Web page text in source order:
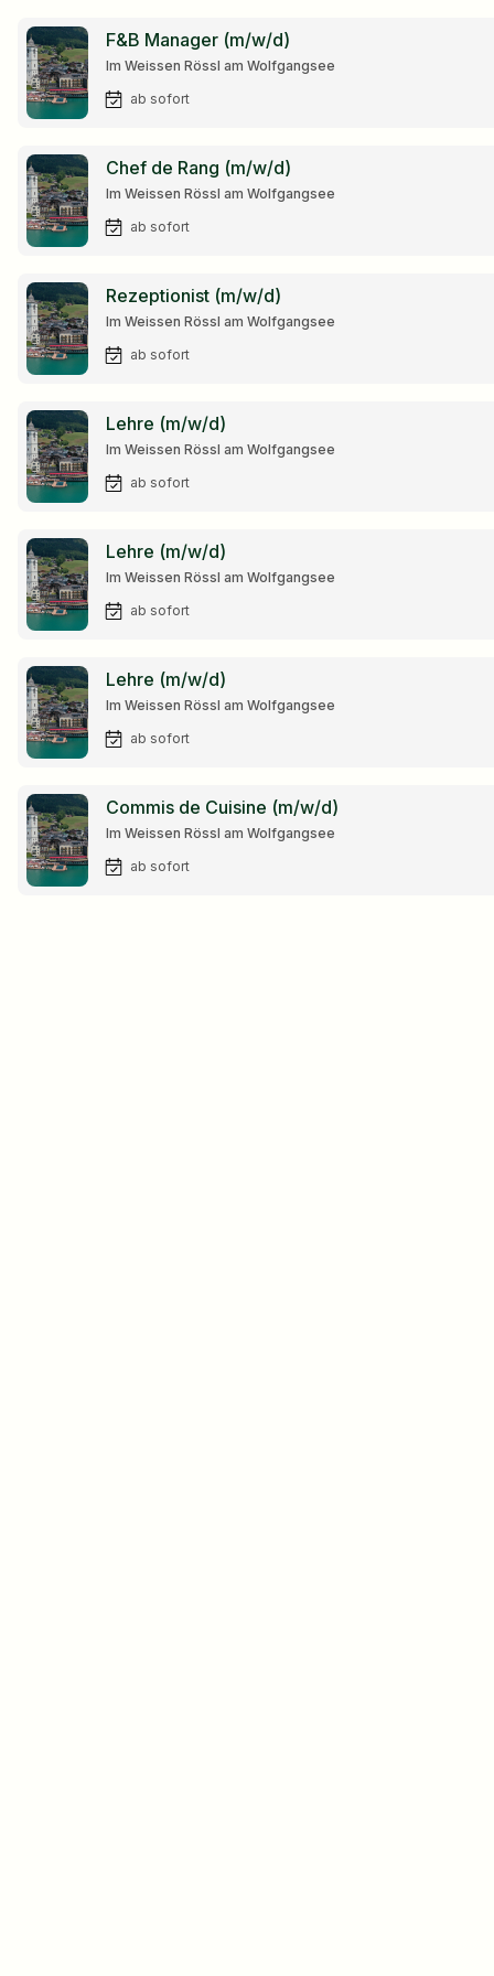
F&B Manager (m/w/d)
Im Weissen Rössl am Wolfgangsee
ab sofort
Chef de Rang (m/w/d)
Im Weissen Rössl am Wolfgangsee
ab sofort
Rezeptionist (m/w/d)
Im Weissen Rössl am Wolfgangsee
ab sofort
Lehre (m/w/d)
Im Weissen Rössl am Wolfgangsee
ab sofort
Lehre (m/w/d)
Im Weissen Rössl am Wolfgangsee
ab sofort
Lehre (m/w/d)
Im Weissen Rössl am Wolfgangsee
ab sofort
Commis de Cuisine (m/w/d)
Im Weissen Rössl am Wolfgangsee
ab sofort